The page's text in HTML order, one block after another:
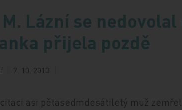
Lázní se nedovolal
přijela pozdě
7. 10. 2013
asi pětasedmdesátiletý muž